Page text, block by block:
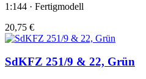
1:144 · Fertigmodell
20,75 €
SdKFZ 251/9 & 22, Grün